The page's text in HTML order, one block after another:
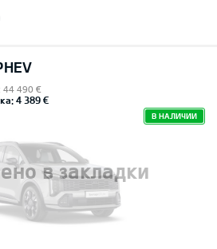
в закладки
44 490 €
4 389 €
В НАЛИЧИИ